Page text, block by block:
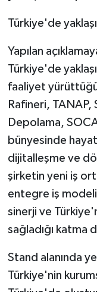
Türkiye'de
Yapılan
Türkiye'de
faaliyet
Rafineri, TANAP,
Depolama,
bünyesinde
dijitalleşme ve
şirketin yeni iş
entegre iş
sinerji ve
sağladığı katma
Stand alanında
Türkiye'nin